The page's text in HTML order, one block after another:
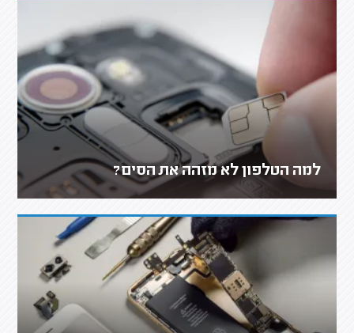
למה הטלפון לא מזהה את הסים?